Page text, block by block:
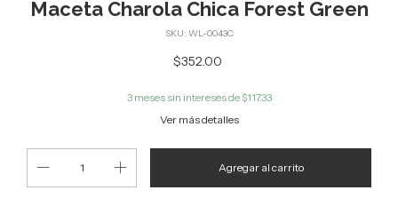
Maceta Charola Chica Forest Green
SKU: WL-0043C
$352.00
3 meses sin intereses de $117.33
Ver más detalles